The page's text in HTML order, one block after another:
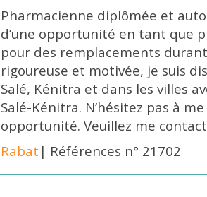
Pharmacienne diplômée et
d’une opportunité en tant que
pour des remplacements
rigoureuse et motivée, je suis
Salé, Kénitra et dans les villes
Salé-Kénitra. N’hésitez pas à
opportunité. Veuillez me
Rabat | Références n° 21702